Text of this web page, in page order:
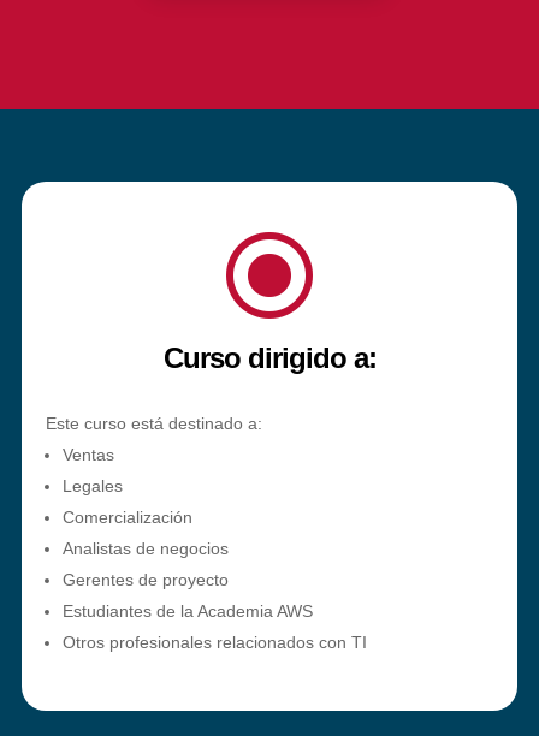
\
Curso dirigido a:
Este curso está destinado a:
Ventas
Legales
Comercialización
Analistas de negocios
Gerentes de proyecto
Estudiantes de la Academia AWS
Otros profesionales relacionados con TI